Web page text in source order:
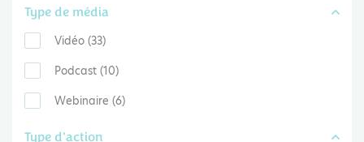
Type de média
Vidéo (33)
Podcast (10)
Webinaire (6)
Type d'action